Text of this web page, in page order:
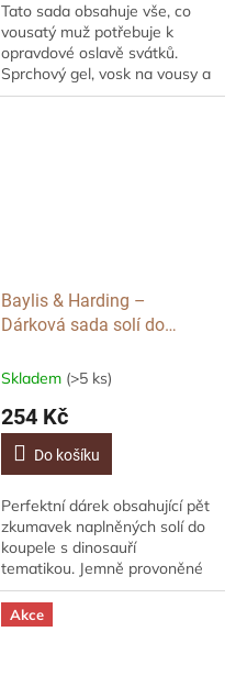
Tato sada obsahuje vše, co
vousatý muž potřebuje k
opravdové oslavě svátků.
Sprchový gel, vosk na vousy a
knír, ozdoby na vousy a
Baylis & Harding –
Dárková sada solí do
Skladem (>5 ks)
254 Kč
Do košíku
Perfektní dárek obsahující pět
zkumavek naplněných solí do
koupele s dinosauří
tematikou. Jemně provoněné
povznášející jurskou vůní
jantaru Krásně vyrobené,
krásně...
Akce